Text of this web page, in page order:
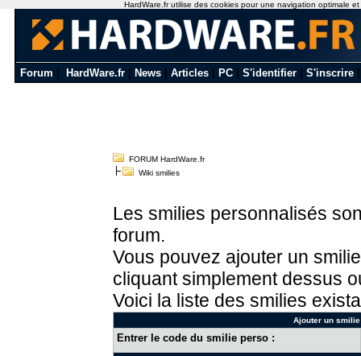
Forum HardWare.fr News Articles PC S'identifier S'inscrire
FORUM HardWare.fr
Wiki smilies
Les smilies personnalisés
forum.
Vous pouvez ajouter un
cliquant simplement dessus
Voici la liste des smilies
Ajouter un
Entrer le code du smilie perso :
HardWare.fr utilise des cookies pour une navigation optimale